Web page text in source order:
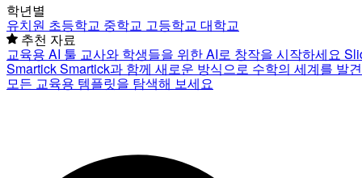
학년별
유치원 초등학교 중학교 고등학교 대학교
추천 자료
교육용 AI 툴 교사와 학생들을 위한 AI로 창작을 시작하세요
SmartickSmartick과 함께 새로운 방식으로 수학의 세계를 발
모든 교육용 템플릿을 탐색해 보세요